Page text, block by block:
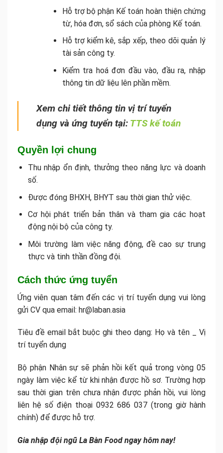
Hỗ trợ bộ phận Kế toán hoàn thiện chứng
từ, hóa đơn, sổ sách của phòng Kế toán.
Hỗ trợ kiểm kê, sắp xếp, theo dõi quản lý
tài sản công ty.
Kiểm tra hoá đơn đầu vào, đầu ra, nhập
thông tin dữ liệu lên phần mềm.
Xem chi tiết thông tin vị trí tuyển
dụng và ứng tuyển tại: TTS kế toán
Quyền lợi chung
Thu nhập ổn định, thưởng theo năng lực và doanh
số.
Được đóng BHXH, BHYT sau thời gian thử việc.
Cơ hội phát triển bản thân và tham gia các hoạt
động nội bộ của công ty.
Môi trường làm việc năng động, đề cao sự trung
thực và tinh thần đồng đội.
Cách thức ứng tuyển
Ứng viên quan tâm đến các vị trí tuyển dụng vui lòng
gửi CV qua email: hr@laban.asia
Tiêu đề email bắt buộc ghi theo dạng: Họ và tên _ Vị
trí tuyển dụng
Bộ phận Nhân sự sẽ phản hồi kết quả trong vòng 05
ngày làm việc kể từ khi nhận được hồ sơ. Trường hợp
sau thời gian trên chưa nhận được phản hồi, vui lòng
liên hệ số điện thoại 0932 686 037 (trong giờ hành
chính) để được hỗ trợ.
Gia nhập đội ngũ La Bàn Food ngay hôm nay!